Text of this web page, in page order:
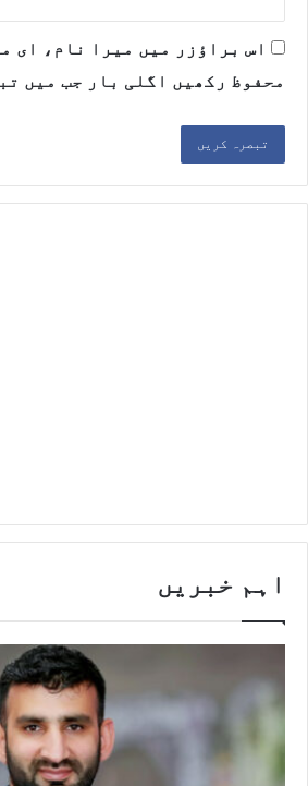
اس براؤزر میں میرا نام، ای
محفوظ رکھیں اگلی بار جب میں
اہم خبریں